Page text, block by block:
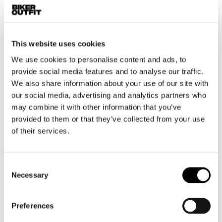
This website uses cookies
We use cookies to personalise content and ads, to
provide social media features and to analyse our traffic.
We also share information about your use of our site with
our social media, advertising and analytics partners who
may combine it with other information that you’ve
provided to them or that they’ve collected from your use
of their services.
Selection
Necessary
Preferences
Motor leggings dames
Motorhandschoenen dames
Motorlaarzen dames
Motorschoenen dames
MX
MX helmen
Overig